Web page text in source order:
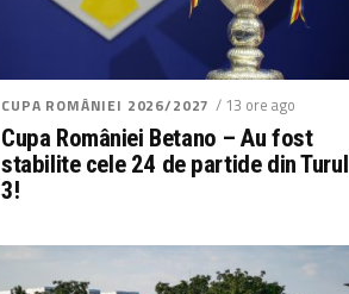
CUPA ROMÂNIEI 2026/2027 / 13 ore ago
Cupa României Betano – Au fost
stabilite cele 24 de partide din Turul
3!